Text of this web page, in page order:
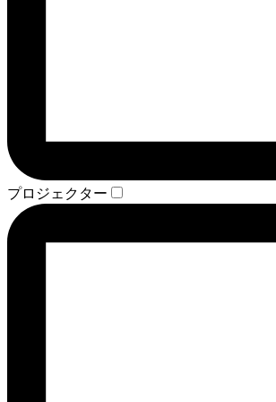
プロジェクター